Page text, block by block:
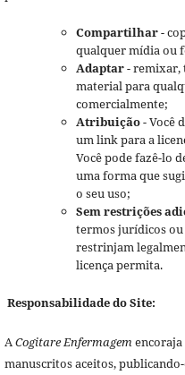
Compartilhar-
qualquer mídia ou
Adaptar- remixar,
material para
comercialmente;
Atribuição- Você
um link para a
Você pode fazê-lo
uma forma que
o seu uso;
Sem restrições
termos jurídicos ou
restrinjam
licença permita.
Responsabilidade do Site:
ACogitare Enfermagemencoraja
manuscritos aceitos,